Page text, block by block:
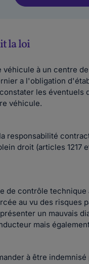
la loi
véhicule à un centre
a l'obligation
les éventuels
véhicule.
responsabilité
droit (articles 1217
de contrôle technique
au vu des risques
un mauvais
mais
à être